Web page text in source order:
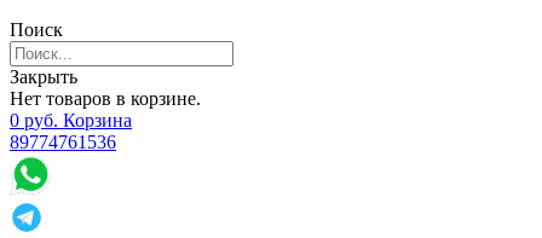
Поиск
Закрыть
Нет товаров в корзине.
0 руб. Корзина
89774761536